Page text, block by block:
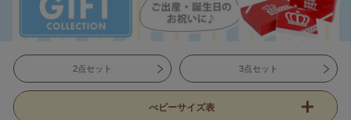
2点セット 3点セット
べビーサイズ表